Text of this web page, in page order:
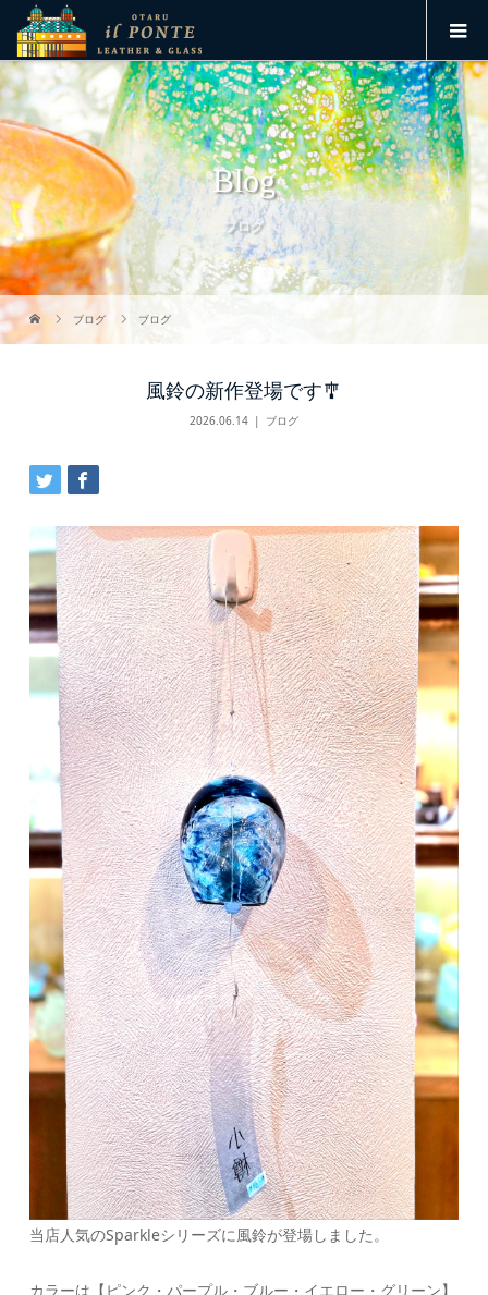
Blog
ブログ
ブログ ブログ
風鈴の新作登場です🎐
2026.06.14 ブログ
当店人気のSparkleシリーズに風鈴が登場しました。
カラーは【ピンク・パープル・ブルー・イエロー・グリーン】